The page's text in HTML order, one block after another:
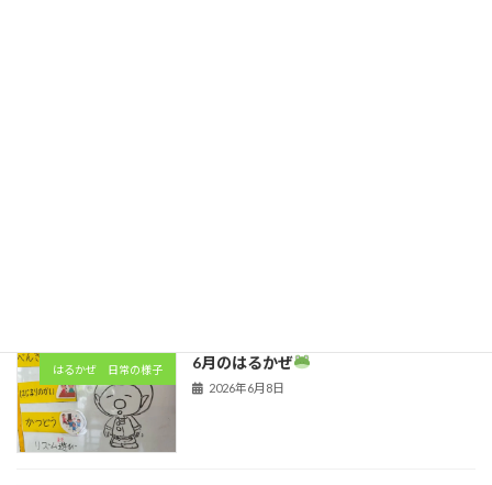
はるかぜ 日常の様子 6月のはるかぜ
2026年6月8日